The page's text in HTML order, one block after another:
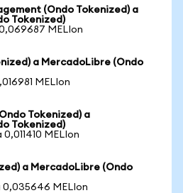
(Ondo Tokenized) a
Tokenized)
MELIon
a MercadoLibre (Ondo
MELIon
Tokenized) a
Tokenized)
MELIon
a MercadoLibre (Ondo
0,035646 MELIon